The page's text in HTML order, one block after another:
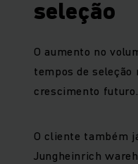
seleção
O aumento no
tempos de
crescimento futuro.
O cliente também
Jungheinrich